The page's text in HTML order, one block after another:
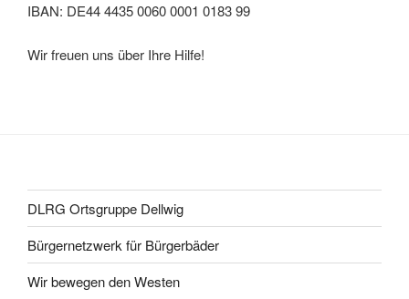
IBAN: DE44 4435 0060 0001 0183 99
Wir freuen uns über Ihre Hilfe!
DLRG Ortsgruppe Dellwig
Bürgernetzwerk für Bürgerbäder
Wir bewegen den Westen